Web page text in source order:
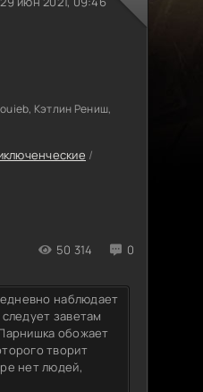
Кэтлин Рениш,
/
50 314 0
наблюдает
заветам
обожает
творит
нет людей,